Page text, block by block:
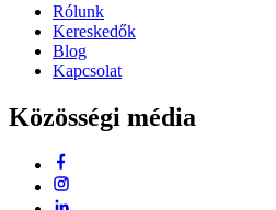
Rólunk
Kereskedők
Blog
Kapcsolat
Közösségi média